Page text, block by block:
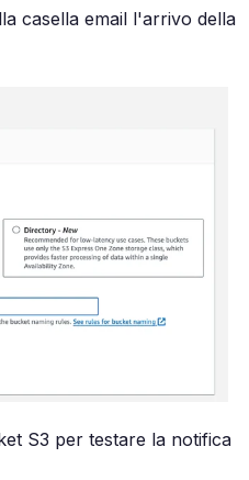
casella email l'arrivo della
S3 per testare la notifica